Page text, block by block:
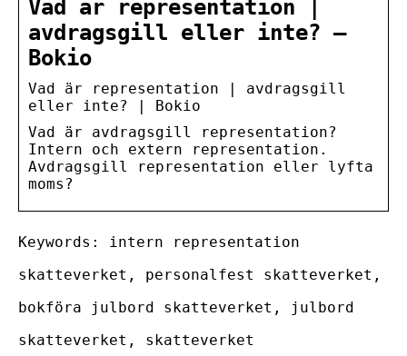
Vad är representation |
avdragsgill eller inte? –
Bokio
Vad är representation | avdragsgill
eller inte? | Bokio
Vad är avdragsgill representation?
Intern och extern representation.
Avdragsgill representation eller lyfta
moms?
Keywords: intern representation
skatteverket, personalfest skatteverket,
bokföra julbord skatteverket, julbord
skatteverket, skatteverket